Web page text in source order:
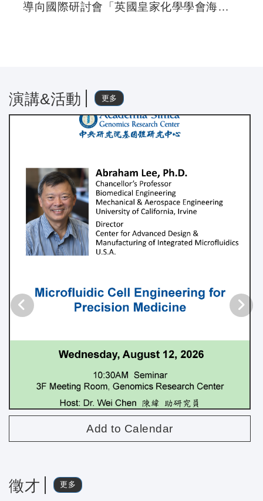
導向國際研討會「英國皇家化學學會海報
演講&活動 更多
Add to Calendar
徵才 更多